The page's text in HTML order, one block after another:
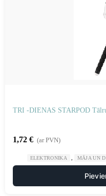
TRI -DIENAS STARPOD
1,72 € (ar PVN)
ELEKTRONIKA MĀJA UN